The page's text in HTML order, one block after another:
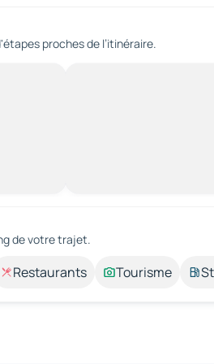
proches de l’itinéraire.
de votre trajet.
Restaurants Tourisme